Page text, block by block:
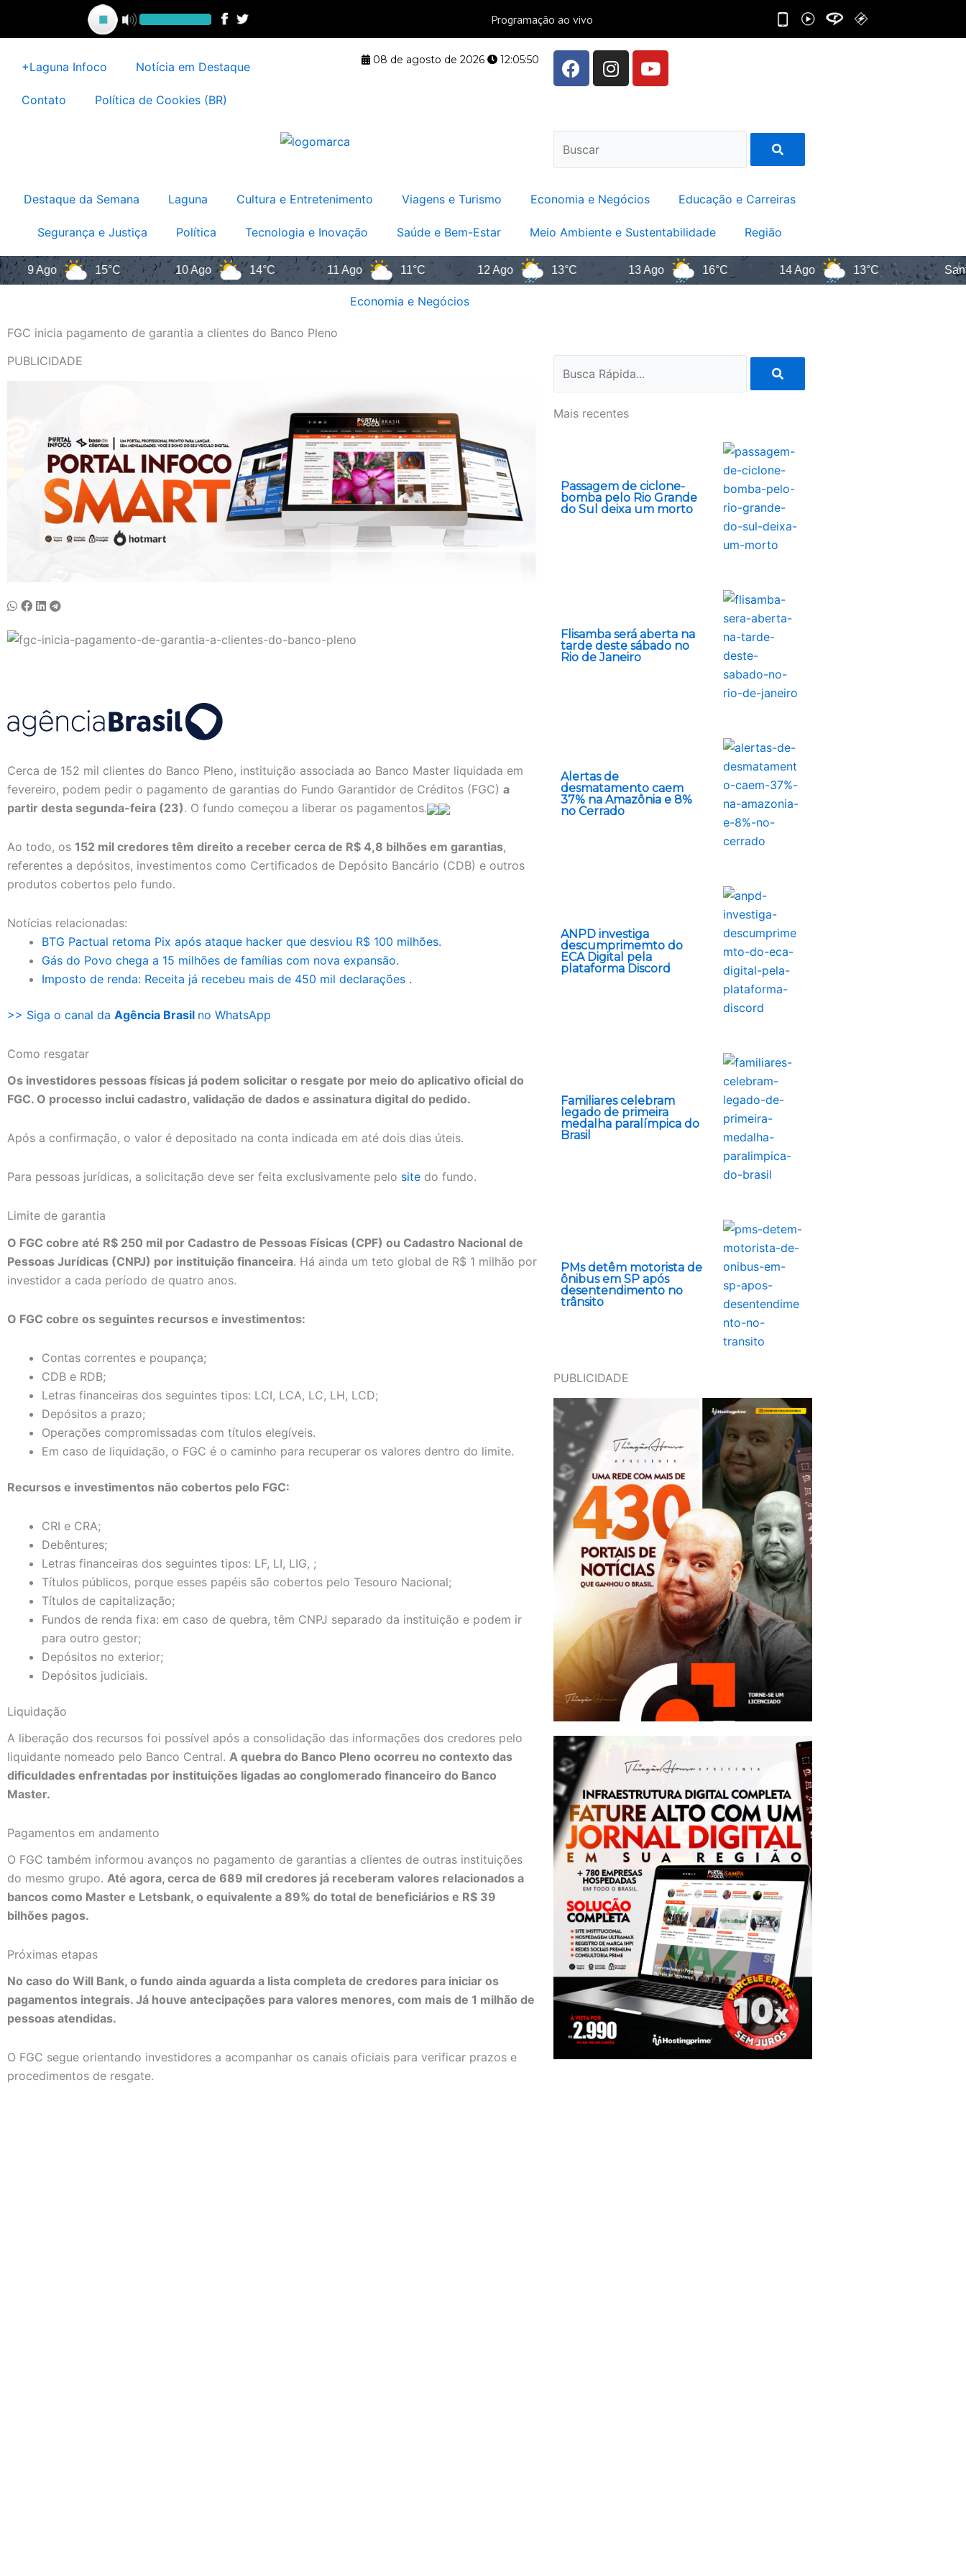
conteúdo
+Laguna Infoco Notícia em Destaque
Contato Política de Cookies (BR)
08 de agosto de 2026 12:05:51
F
a
b
o
o
I
n
a
r
m
Y
o
u
e
Destaque da Semana Laguna Cultura e Entretenimento Viagens e Turismo Economia e Negócios Educação e Carreiras
Segurança e Justiça Política Tecnologia e Inovação Saúde e Bem-Estar Meio Ambiente e Sustentabilidade Região
15°C 10 Ago 14°C 11 Ago 11°C 12 Ago 13°C 13 Ago 16°C 13°C Santa
Economia e Negócios
FGC inicia pagamento de garantia a clientes do Banco Pleno
PUBLICIDADE
Cerca de 152 mil clientes do Banco Pleno, instituição associada ao Banco Master liquidada em
fevereiro, podem pedir o pagamento de garantias do Fundo Garantidor de Créditos (FGC) a
partir desta segunda-feira (23). O fundo começou a liberar os pagamentos.
Ao todo, os 152 mil credores têm direito a receber cerca de R$ 4,8 bilhões em garantias,
referentes a depósitos, investimentos como Certificados de Depósito Bancário (CDB) e outros
produtos cobertos pelo fundo.
Notícias relacionadas:
BTG Pactual retoma Pix após ataque hacker que desviou R$ 100 milhões.
Gás do Povo chega a 15 milhões de famílias com nova expansão.
Imposto de renda: Receita já recebeu mais de 450 mil declarações .
>> Siga o canal da Agência Brasil no WhatsApp
Como resgatar
Os investidores pessoas físicas já podem solicitar o resgate por meio do aplicativo oficial do
FGC. O processo inclui cadastro, validação de dados e assinatura digital do pedido.
Após a confirmação, o valor é depositado na conta indicada em até dois dias úteis.
Para pessoas jurídicas, a solicitação deve ser feita exclusivamente pelo site do fundo.
Limite de garantia
O FGC cobre até R$ 250 mil por Cadastro de Pessoas Físicas (CPF) ou Cadastro Nacional de
Pessoas Jurídicas (CNPJ) por instituição financeira. Há ainda um teto global de R$ 1 milhão por
investidor a cada período de quatro anos.
O FGC cobre os seguintes recursos e investimentos:
Contas correntes e poupança;
CDB e RDB;
Letras financeiras dos seguintes tipos: LCI, LCA, LC, LH, LCD;
Depósitos a prazo;
Operações compromissadas com títulos elegíveis.
Em caso de liquidação, o FGC é o caminho para recuperar os valores dentro do limite.
Recursos e investimentos não cobertos pelo FGC:
CRI e CRA;
Debêntures;
Letras financeiras dos seguintes tipos: LF, LI, LIG, ;
Títulos públicos, porque esses papéis são cobertos pelo Tesouro Nacional;
Títulos de capitalização;
Fundos de renda fixa: em caso de quebra, têm CNPJ separado da instituição e podem ir
para outro gestor;
Depósitos no exterior;
Depósitos judiciais.
Liquidação
A liberação dos recursos foi possível após a consolidação das informações dos credores pelo
liquidante nomeado pelo Banco Central. A quebra do Banco Pleno ocorreu no contexto das
dificuldades enfrentadas por instituições ligadas ao conglomerado financeiro do Banco
Master.
Pagamentos em andamento
O FGC também informou avanços no pagamento de garantias a clientes de outras instituições
do mesmo grupo. Até agora, cerca de 689 mil credores já receberam valores relacionados a
bancos como Master e Letsbank, o equivalente a 89% do total de beneficiários e R$ 39
bilhões pagos.
Próximas etapas
No caso do Will Bank, o fundo ainda aguarda a lista completa de credores para iniciar os
pagamentos integrais. Já houve antecipações para valores menores, com mais de 1 milhão de
pessoas atendidas.
O FGC segue orientando investidores a acompanhar os canais oficiais para verificar prazos e
procedimentos de resgate.
Mais recentes
Passagem de ciclone-
bomba pelo Rio Grande
do Sul deixa um morto
Flisamba será aberta na
tarde deste sábado no
Rio de Janeiro
Alertas de
desmatamento caem
37% na Amazônia e 8%
no Cerrado
ANPD investiga
descumprimemto do
ECA Digital pela
plataforma Discord
Familiares celebram
legado de primeira
medalha paralímpica do
Brasil
PMs detêm motorista de
ônibus em SP após
desentendimento no
trânsito
PUBLICIDADE